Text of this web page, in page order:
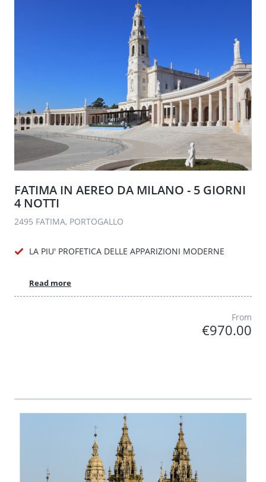
FATIMA IN AEREO DA MILANO - 5 GIORNI
4 NOTTI
2495 FATIMA, PORTOGALLO
LA PIU' PROFETICA DELLE APPARIZIONI MODERNE
Read more
From
€970.00